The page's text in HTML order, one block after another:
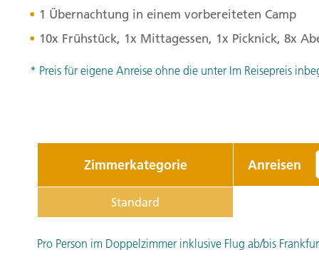
1 Übernachtung in einem vorbereiteten Camp
10x Frühstück, 1x Mittagessen, 1x Picknick, 8x
* Preis für eigene Anreise ohne die unter Im Reisepreis
Zimmerkategorie Anreisen
Standard
Pro Person im Doppelzimmer inklusive Flug ab/bis